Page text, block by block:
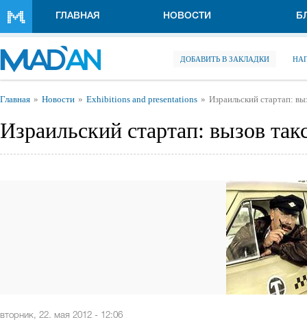
ГЛАВНАЯ НОВОСТИ
ДОБАВИТЬ В ЗАКЛАДКИ
Вы здесь
Главная Новости Exhibitions and presentations Израильский стартап:
Израильский стартап: вызов
вторник, 22. мая 2012 - 12:06